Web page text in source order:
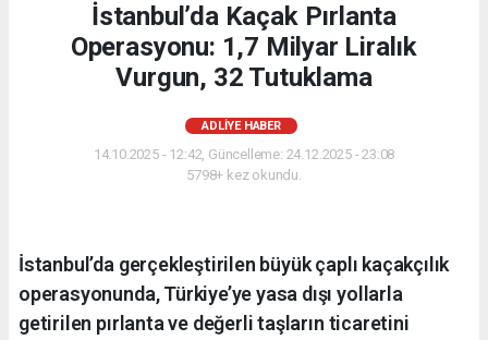
İstanbul’da Kaçak Pırlanta
Operasyonu: 1,7 Milyar Liralık
Vurgun, 32 Tutuklama
ADLIYE HABER
14.10.2025 - 12:42, Güncelleme: 24.12.2025 - 23:08
5798+ kez okundu.
İstanbul’da gerçekleştirilen büyük çaplı kaçakçılık
operasyonunda, Türkiye’ye yasa dışı yollarla
getirilen pırlanta ve değerli taşların ticaretini